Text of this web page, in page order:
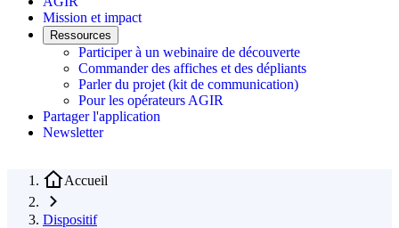
Mission et impact
Ressources
Participer à un webinaire de découverte
Commander des affiches et des dépliants
Parler du projet (kit de communication)
Pour les opérateurs AGIR
Partager l'application
Newsletter
Accueil
Dispositif